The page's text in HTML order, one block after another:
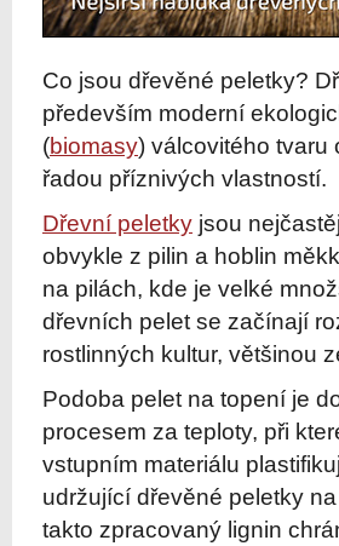
Co jsou dřevěné peletky?
především moderní
(biomasy) válcovitého tvaru
řadou příznivých vlastností.
Dřevní peletky jsou
obvykle z pilin a hoblin
na pilách, kde je velké
dřevních pelet se začínají
rostlinných kultur, většinou
Podoba pelet na topení je
procesem za teploty, při
vstupním materiálu
udržující dřevěné peletky
takto zpracovaný lignin